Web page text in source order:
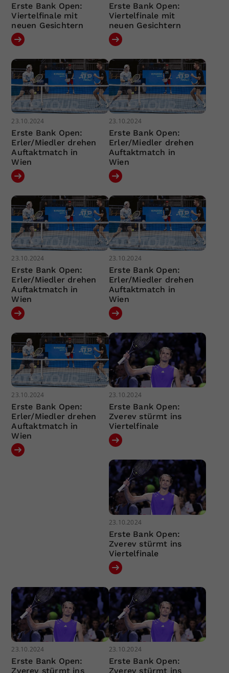
Erste Bank Open:
Viertelfinale mit
neuen Gesichtern
Erste Bank Open:
Viertelfinale mit
neuen Gesichtern
23.10.2024
Erste Bank Open:
Erler/Miedler drehen
Auftaktmatch in
Wien
23.10.2024
Erste Bank Open:
Erler/Miedler drehen
Auftaktmatch in
Wien
23.10.2024
Erste Bank Open:
Erler/Miedler drehen
Auftaktmatch in
Wien
23.10.2024
Erste Bank Open:
Erler/Miedler drehen
Auftaktmatch in
Wien
23.10.2024
Erste Bank Open:
Erler/Miedler drehen
Auftaktmatch in
Wien
23.10.2024
Erste Bank Open:
Zverev stürmt ins
Viertelfinale
23.10.2024
Erste Bank Open:
Zverev stürmt ins
Viertelfinale
23.10.2024
Erste Bank Open:
Zverev stürmt ins
23.10.2024
Erste Bank Open:
Zverev stürmt ins